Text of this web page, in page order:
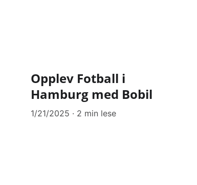
Opplev Fotball i
Hamburg med Bobil
1/21/2025 2 min lese